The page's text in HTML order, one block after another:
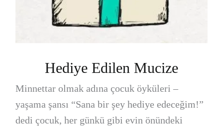
Hediye Edilen Mucize
Minnettar olmak adına çocuk öyküleri –
yaşama şansı “Sana bir şey hediye edeceğim!”
dedi çocuk, her günkü gibi evin önündeki